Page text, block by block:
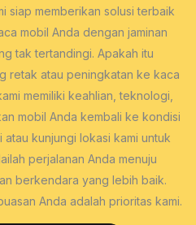
siap memberikan solusi terbaik
mobil Anda dengan jaminan
tak tertandingi. Apakah itu
retak atau peningkatan ke kaca
memiliki keahlian, teknologi,
mobil Anda kembali ke kondisi
atau kunjungi lokasi kami untuk
perjalanan Anda menuju
berkendara yang lebih baik.
Anda adalah prioritas kami.